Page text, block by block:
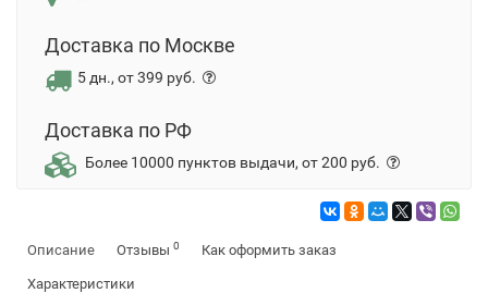
Доставка по Москве
5 дн., от 399 руб.
Доставка по РФ
Более 10000 пунктов выдачи, от 200 руб.
Описание Отзывы 0 Как оформить заказ
Характеристики